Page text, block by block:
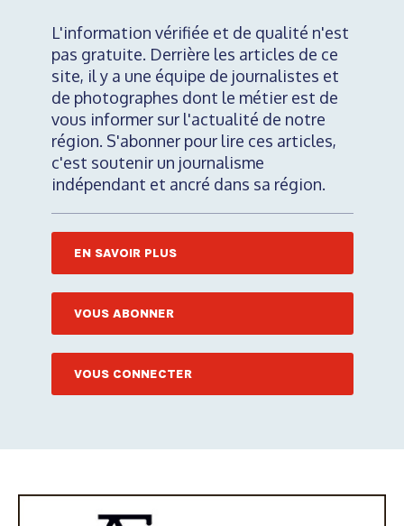
L'information vérifiée et de qualité n'est
pas gratuite. Derrière les articles de ce
site, il y a une équipe de journalistes et
de photographes dont le métier est de
vous informer sur l'actualité de notre
région. S'abonner pour lire ces articles,
c'est soutenir un journalisme
indépendant et ancré dans sa région.
EN SAVOIR PLUS
VOUS ABONNER
VOUS CONNECTER